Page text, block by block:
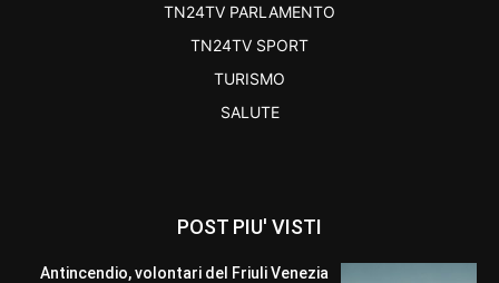
TN24TV PARLAMENTO
TN24TV SPORT
TURISMO
SALUTE
POST PIU' VISTI
Antincendio, volontari del Friuli Venezia